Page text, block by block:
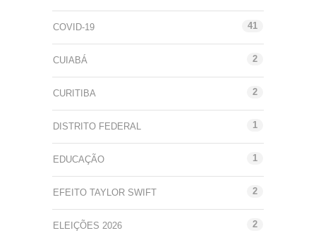
COVID-19 41
CUIABÁ 2
CURITIBA 2
DISTRITO FEDERAL 1
EDUCAÇÃO 1
EFEITO TAYLOR SWIFT 2
ELEIÇÕES 2026 2